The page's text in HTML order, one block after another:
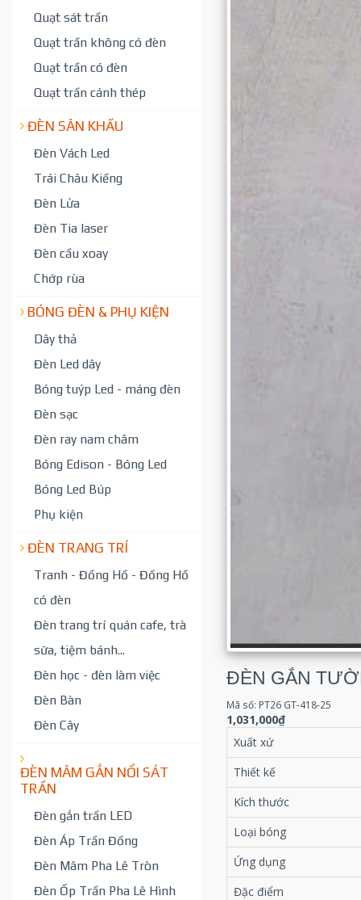
Quạt sát trần
Quạt trần không có đèn
Quạt trần có đèn
Quạt trần cánh thép
ĐÈN SÂN KHẤU
Đèn Vách Led
Trái Châu Kiếng
Đèn Lửa
Đèn Tia laser
Đèn cầu xoay
Chớp rùa
BÓNG ĐÈN & PHỤ KIỆN
Dây thả
Đèn Led dây
Bóng tuýp Led - máng đèn
Đèn sạc
Đèn ray nam châm
Bóng Edison - Bóng Led
Bóng Led Búp
Phụ kiện
ĐÈN TRANG TRÍ
Tranh - Đồng Hồ - Đồng Hồ
có đèn
Đèn trang trí quán cafe, trà
sữa, tiệm bánh...
Đèn học - đèn làm việc
Đèn Bàn
Đèn Cây
ĐÈN MÂM GẮN NỔI SÁT
TRẦN
Đèn gắn trần LED
Đèn Áp Trần Đồng
Đèn Mâm Pha Lê Tròn
Đèn Ốp Trần Pha Lê Hình
ĐÈN GẮN
Mã số: PT26 GT-418-25
1,031,000₫
Xuất xứ
Thiết kế
Kích thước
Loại bóng
Ứng dụng
Đặc điểm